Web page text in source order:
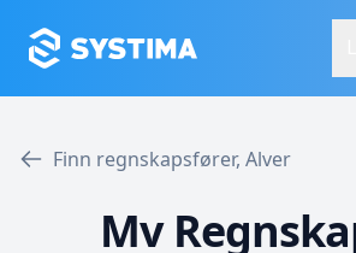
Finn regnskapsfører, Alver
Mv